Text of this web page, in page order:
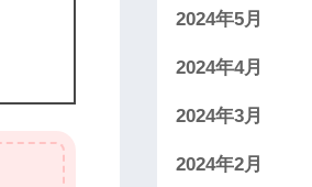
2024年5月
2024年4月
2024年3月
2024年2月